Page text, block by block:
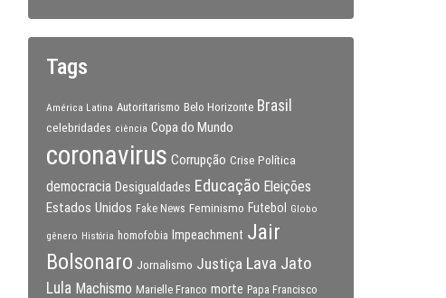
Tags
América Latina Autoritarismo Belo Horizonte Brasil
celebridades ciência Copa do Mundo
coronavirus Corrupção Crise Política
democracia Desigualdades Educação Eleições
Estados Unidos Fake News Feminismo Futebol Globo
gênero História homofobia Impeachment Jair
Bolsonaro Jornalismo Justiça Lava Jato
Lula Machismo Marielle Franco morte Papa Francisco